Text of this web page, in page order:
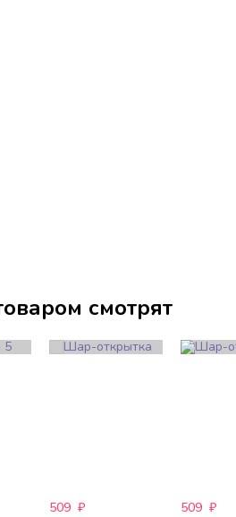
смотрят
509 ₽
509 ₽